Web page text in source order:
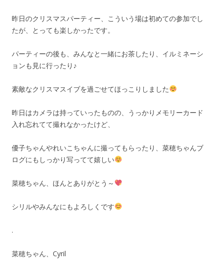
昨日のクリスマスパーティー、こういう場は初めての参加でし
たが、とっても楽しかったです。
パーティーの後も、みんなと一緒にお茶したり、イルミネーシ
ョンも見に行ったり♪
素敵なクリスマスイブを過ごせてほっこりしました
昨日はカメラは持っていったものの、うっかりメモリーカード
入れ忘れてて撮れなかったけど、
優子ちゃんやれいこちゃんに撮ってもらったり、菜穂ちゃんブ
ログにもしっかり写ってて嬉しい
菜穂ちゃん、ほんとありがとう～
シリルやみんなにもよろしくです
.
菜穂ちゃん、Cyril